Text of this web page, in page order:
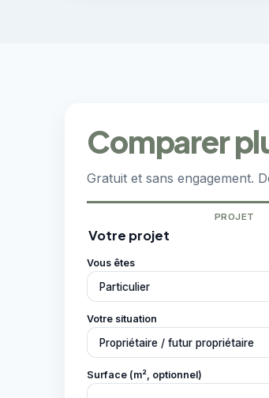
Comparer
Gratuit et sans engagement.
PROJET
Votre projet
Vous êtes
Votre situation
Surface (m², optionnel)